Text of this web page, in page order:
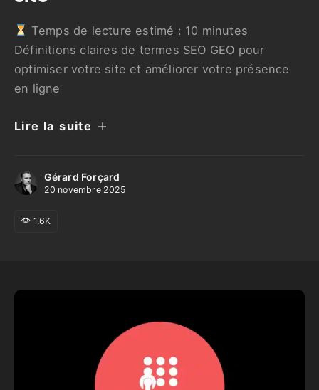
Temps de lecture estimé : 10 minutes
Définitions claires de termes SEO GEO pour
optimiser votre site et améliorer votre présence
en ligne
Lire la suite
Gérard Forçard
20 novembre 2025
1.6K